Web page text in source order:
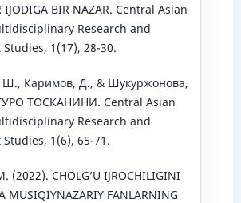
IJODIGA BIR NAZAR. Central Asian
Research and
1(17), 28-30.
Ш., Каримов, Д., & Шукуржонова,
ТОСКАНИНИ. Central Asian
Research and
1(6), 65-71.
(2022). CHOLG’U IJROCHILIGINI
MUSIQIYNAZARIY FANLARNING